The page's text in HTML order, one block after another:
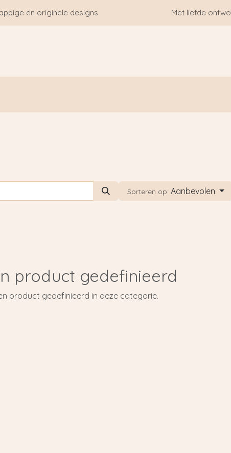
en originele designs Met liefde
Sorteren op: Aanbevolen
product gedefinieerd
product gedefinieerd in deze categorie.